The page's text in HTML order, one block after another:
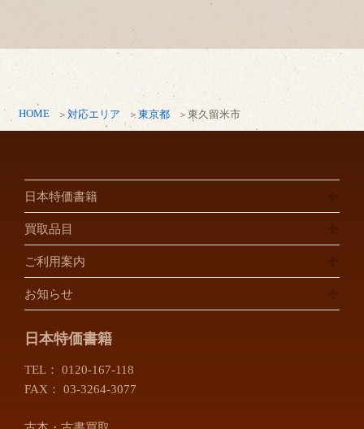
HOME 対応エリア 東京都 東久留米市
日本特価書籍
買取品目
ご利用案内
お知らせ
日本特価書籍
TEL： 0120-167-118
FAX： 03-3264-3077